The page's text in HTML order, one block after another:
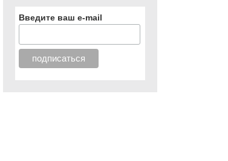
Введите ваш e-mail